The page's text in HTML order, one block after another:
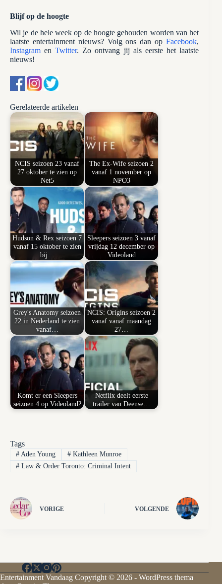
Blijf op de hoogte
Wil je de hele week op de hoogte gehouden worden van het
laatste entertainment nieuws? Volg ons dan opFacebook,
InstagramenTwitter. Zo ontvang jij als eerste het laatste
nieuws!
Gerelateerde artikelen
NCIS seizoen 23 vanaf
27 oktober te zien op
Net5
The Ex-Wife seizoen 2
vanaf 1 november op
NPO3
Hudson & Rex seizoen 7
vanaf 15 oktober te zien
bij…
Sleepers seizoen 3 vanaf
vrijdag 12 december op
Videoland
Grey's Anatomy seizoen
22 in Nederland te zien
vanaf…
NCIS: Origins seizoen 2
vanaf vanaf maandag
27…
Komt er een Sleepers
seizoen 4 op Videoland?
Netflix deelt eerste
trailer van Deense…
Tags
#Aden Young #Kathleen Munroe
#Law & Order Toronto: Criminal Intent
VORIGE VOLGENDE
Entertainment Vandaag Copyright © 2026 - WordPress thema